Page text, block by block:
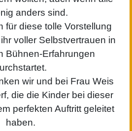
anders sind.
für diese tolle Vorstellung
voller Selbstvertrauen in
Bühnen-Erfahrungen
wir und bei Frau Weis
die die Kinder bei dieser
perfekten Auftritt geleitet
haben.